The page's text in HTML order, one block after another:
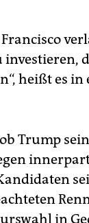
heißt es in
Trump
in